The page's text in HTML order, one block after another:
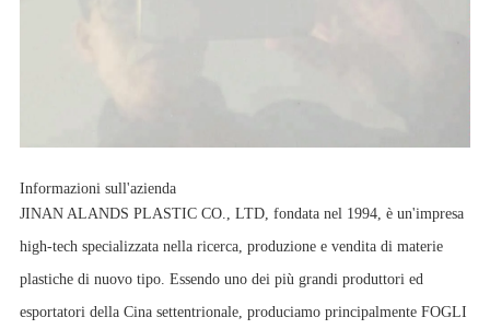
Informazioni sull'azienda
JINAN ALANDS PLASTIC CO., LTD, fondata nel 1994, è un'impresa
high-tech specializzata nella ricerca, produzione e vendita di materie
plastiche di nuovo tipo. Essendo uno dei più grandi produttori ed
esportatori della Cina settentrionale, produciamo principalmente FOGLI